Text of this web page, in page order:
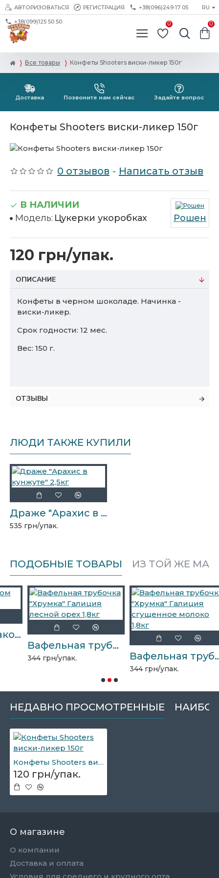
АВТОРИЗОВАТЬСЯ РЕГИСТРАЦИЯ +38(096)249 17 05
+38(099)125 50 50
RU
0 0
Все товары Конфеты Shooters виски-ликер 150г
Доставка Позвоните нам сейчас Задайте вопрос
Конфеты Shooters виски-ликер 150г
0 отзывов - Написать отзыв
120 грн/упак.
В НАЛИЧИИ
Модель: Цукерки укоробках Рошен
ОПИСАНИЕ
Конфеты в черном шоколаде. Начинка -
виски-ликер.
Срок годности: 12 мес.
Вес: 150 г.
ОТЗЫВЫ
ЛЮДИ ТАКЖЕ КУПИЛИ
Драже "Арахис в кунжуте" 2,5кг
535 грн/упак.
ПОДОБНЫЕ ТОВАРЫ ИЗ ТОЙ ЖЕ
Блинчики с маком 2кг Стефания
Вафельная трубочка "Хрумка" Галиция лесной орех 1,8кг
344 грн/упак. Вафельная трубочка "Хрумка" Галиция сгущенное молоко 1,8кг
344 грн/упак.
НЕДАВНО ПРОСМОТРЕННЫЕ
Конфеты Shooters виски-ликер 150г
120 грн/упак.
О магазине
О компании
Доставка и оплата